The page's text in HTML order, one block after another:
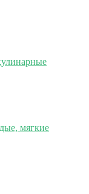
мягкие